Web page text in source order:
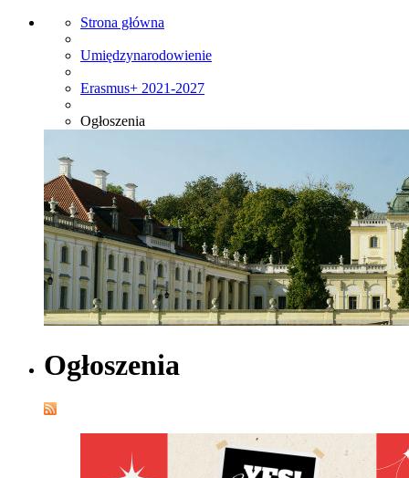
Strona główna
Umiędzynarodowienie
Erasmus+ 2021-2027
Ogłoszenia
Ogłoszenia